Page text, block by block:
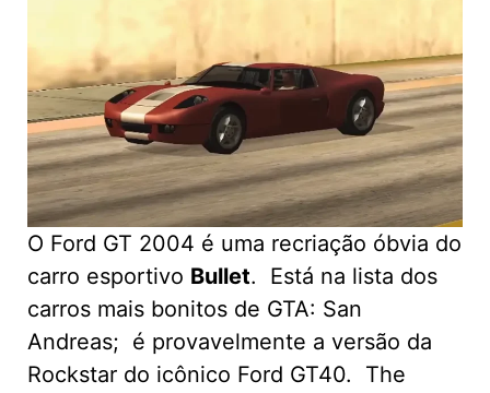
O Ford GT 2004 é uma recriação óbvia do
carro esportivo Bullet. Está na lista dos
carros mais bonitos de GTA: San
Andreas; é provavelmente a versão da
Rockstar do icônico Ford GT40. The